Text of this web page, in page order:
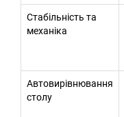
Стабільність та
механіка
Автовирівнювання
столу